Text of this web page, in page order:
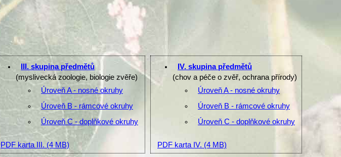
III. skupina předmětů
(myslivecká zoologie, biologie zvěře)
Úroveň A - nosné okruhy
Úroveň B - rámcové okruhy
Úroveň C - doplňkové okruhy
PDF karta III. (4 MB)
IV. skupina předmětů
(chov a péče o zvěř, ochrana přírody)
Úroveň A - nosné okruhy
Úroveň B - rámcové okruhy
Úroveň C - doplňkové okruhy
PDF karta IV. (4 MB)